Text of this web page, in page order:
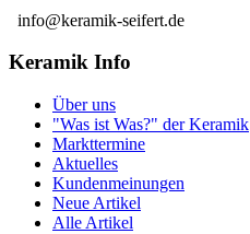
info@keramik-seifert.de
Keramik Info
Über uns
"Was ist Was?" der Keramik
Markttermine
Aktuelles
Kundenmeinungen
Neue Artikel
Alle Artikel